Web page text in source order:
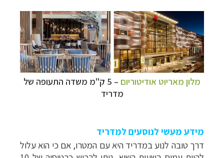
מלון מאריוט אודיטוריום
– 5 ק"מ משדה התעופה של
מדריד
מידע מעשי לנוסעים למדריד
דרך טובה לנוע במדריד היא עם המטרו, אם כי הוא עלול